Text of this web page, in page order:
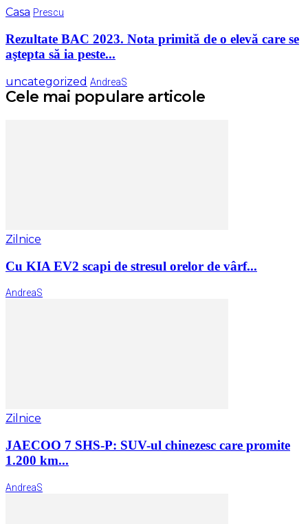
Casa Prescu
Rezultate BAC 2023. Nota primită de o elevă care se
aştepta să ia peste...
uncategorized AndreaS
Cele mai populare articole
Zilnice
Cu KIA EV2 scapi de stresul orelor de vârf...
AndreaS
Zilnice
JAECOO 7 SHS-P: SUV-ul chinezesc care promite
1.200 km...
AndreaS